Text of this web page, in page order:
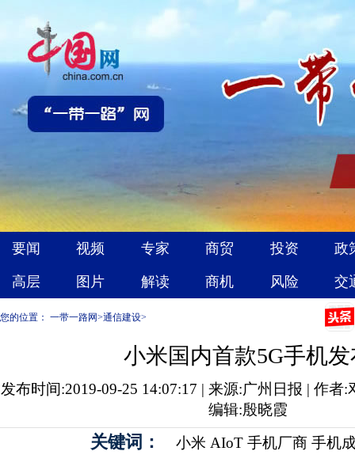
您的位置： 一带一路网>通信建设>
小米国内首款5G手机发
发布时间:2019-09-25 14:07:17 | 来源:广州日报 | 作者
编辑:殷晓霞
关键词： 小米 AIoT 手机厂商 手机